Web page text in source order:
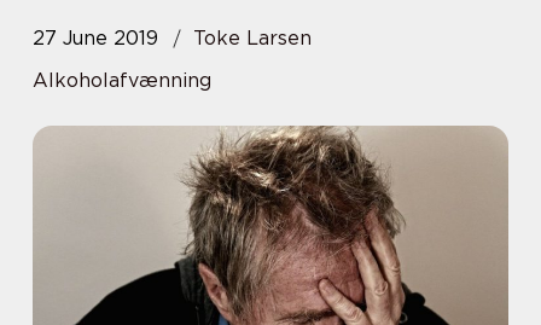
27 June 2019
Toke Larsen
Alkoholafvænning